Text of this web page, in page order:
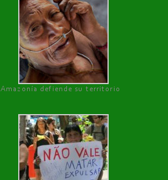
Amazonía defiende su territorio